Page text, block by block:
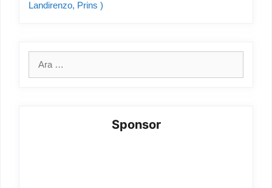
Landirenzo, Prins )
için
ara
Sponsor